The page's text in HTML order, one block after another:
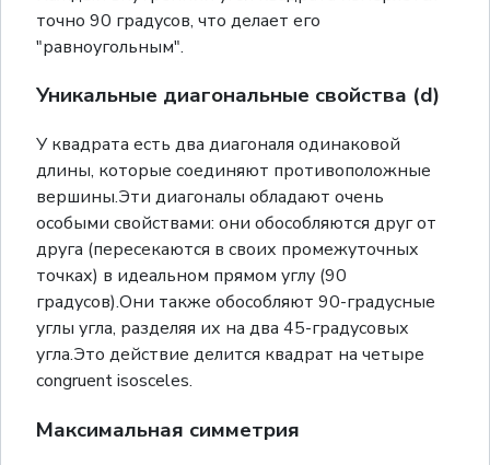
точно 90 градусов, что делает его
"равноугольным".
Уникальные диагональные свойства (d)
У квадрата есть два диагоналя одинаковой
длины, которые соединяют противоположные
вершины.Эти диагоналы обладают очень
особыми свойствами: они обособляются друг от
друга (пересекаются в своих промежуточных
точках) в идеальном прямом углу (90
градусов).Они также обособляют 90-градусные
углы угла, разделяя их на два 45-градусовых
угла.Это действие делится квадрат на четыре
congruent isosceles.
Максимальная симметрия